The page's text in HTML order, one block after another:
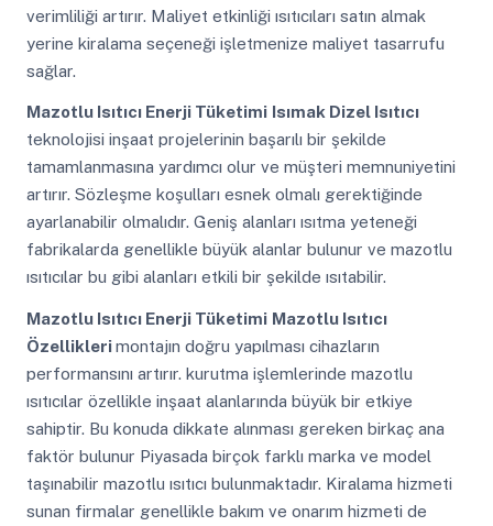
verimliliği artırır. Maliyet etkinliği ısıtıcıları satın almak
yerine kiralama seçeneği işletmenize maliyet tasarrufu
sağlar.
Mazotlu Isıtıcı Enerji Tüketimi Isımak Dizel Isıtıcı
teknolojisi inşaat projelerinin başarılı bir şekilde
tamamlanmasına yardımcı olur ve müşteri memnuniyetini
artırır. Sözleşme koşulları esnek olmalı gerektiğinde
ayarlanabilir olmalıdır. Geniş alanları ısıtma yeteneği
fabrikalarda genellikle büyük alanlar bulunur ve mazotlu
ısıtıcılar bu gibi alanları etkili bir şekilde ısıtabilir.
Mazotlu Isıtıcı Enerji Tüketimi Mazotlu Isıtıcı
Özelliklerimontajın doğru yapılması cihazların
performansını artırır. kurutma işlemlerinde mazotlu
ısıtıcılar özellikle inşaat alanlarında büyük bir etkiye
sahiptir. Bu konuda dikkate alınması gereken birkaç ana
faktör bulunur Piyasada birçok farklı marka ve model
taşınabilir mazotlu ısıtıcı bulunmaktadır. Kiralama hizmeti
sunan firmalar genellikle bakım ve onarım hizmeti de